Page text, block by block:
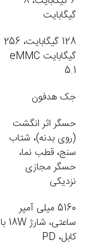
گیگابایت
128 گیگابایت، 256
گیگابایت eMMC
5.1
جک هدفون
حسگر اثر انگشت
(روی بدنه)، شتاب
سنج، قطب نما،
حسگر مجازی
نزدیکی
5160 میلی آمپر
ساعتی، شارژ 18W با
کابل، PD